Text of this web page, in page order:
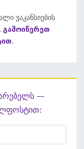
ვაკანსიების
გამოიწერეთ
.
—